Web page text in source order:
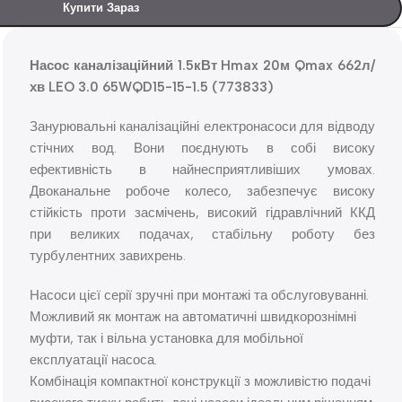
Купити Зараз
Насос каналізаційний 1.5кВт Hmax 20м Qmax 662л/
хв LEO 3.0 65WQD15-15-1.5 (773833)
Занурювальні каналізаційні електронасоси для відводу
стічних вод. Вони поєднують в собі високу
ефективність в найнесприятливіших умовах.
Двоканальне робоче колесо, забезпечує високу
стійкість проти засмічень, високий гідравлічний ККД
при великих подачах, стабільну роботу без
турбулентних завихрень.
Насоси цієї серії зручні при монтажі та обслуговуванні.
Можливий як монтаж на автоматичні швидкорознімні
муфти, так і вільна установка для мобільної
експлуатації насоса.
Комбінація компактної конструкції з можливістю подачі